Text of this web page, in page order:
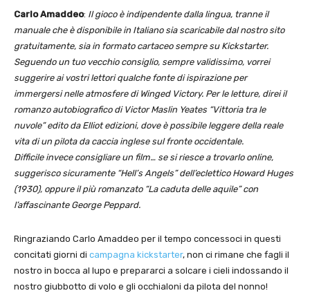
Carlo Amaddeo: Il gioco è indipendente dalla lingua, tranne il
manuale che è disponibile in Italiano sia scaricabile dal nostro sito
gratuitamente, sia in formato cartaceo sempre su Kickstarter.
Seguendo un tuo vecchio consiglio, sempre validissimo, vorrei
suggerire ai vostri lettori qualche fonte di ispirazione per
immergersi nelle atmosfere di Winged Victory. Per le letture, direi il
romanzo autobiografico di Victor Maslin Yeates “Vittoria tra le
nuvole” edito da Elliot edizioni, dove è possibile leggere della reale
vita di un pilota da caccia inglese sul fronte occidentale.
Difficile invece consigliare un film… se si riesce a trovarlo online,
suggerisco sicuramente “Hell’s Angels” dell’eclettico Howard Huges
(1930), oppure il più romanzato “La caduta delle aquile” con
l’affascinante George Peppard.
Ringraziando Carlo Amaddeo per il tempo concessoci in questi
concitati giorni di campagna kickstarter, non ci rimane che fagli il
nostro in bocca al lupo e prepararci a solcare i cieli indossando il
nostro giubbotto di volo e gli occhialoni da pilota del nonno!